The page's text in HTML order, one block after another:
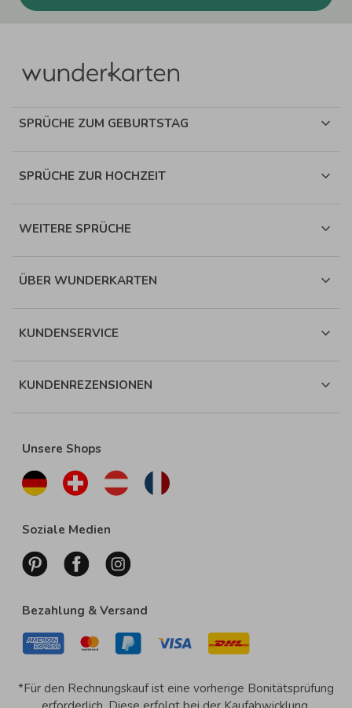
SPRÜCHE ZUM GEBURTSTAG
SPRÜCHE ZUR HOCHZEIT
WEITERE SPRÜCHE
ÜBER WUNDERKARTEN
KUNDENSERVICE
KUNDENREZENSIONEN
Unsere Shops
Soziale Medien
Bezahlung & Versand
*Für den Rechnungskauf ist eine vorherige Bonitätsprüfung